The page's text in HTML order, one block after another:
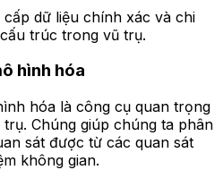
dữ liệu chính xác và chi
trúc trong vũ trụ.
hình hóa
hóa là công cụ quan trọng
Chúng giúp chúng ta phân
sát được từ các quan sát
không gian.